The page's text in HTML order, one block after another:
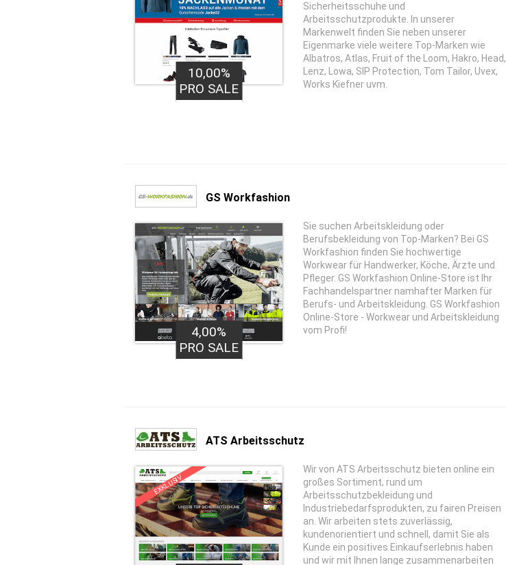
10,00%
PRO SALE
Sicherheitsschuhe und
Arbeitsschutzprodukte. In unserer
Markenwelt finden Sie neben unserer
Eigenmarke viele weitere Top-Marken wie
Albatros, Atlas, Fruit of the Loom, Hakro, Head,
Lenz, Lowa, SIP Protection, Tom Tailor, Uvex,
Works Kiefner uvm.
GS Workfashion
4,00%
PRO SALE
Sie suchen Arbeitskleidung oder
Berufsbekleidung von Top-Marken? Bei GS
Workfashion finden Sie hochwertige
Workwear für Handwerker, Köche, Ärzte und
Pfleger. GS Workfashion Online-Store ist Ihr
Fachhandelspartner namhafter Marken für
Berufs- und Arbeitskleidung. GS Workfashion
Online-Store - Workwear und Arbeitskleidung
vom Profi!
ATS Arbeitsschutz
EXKLUSIV
Wir von ATS Arbeitsschutz bieten online ein
großes Sortiment, rund um
Arbeitsschutzbekleidung und
Industriebedarfsprodukten, zu fairen Preisen
an. Wir arbeiten stets zuverlässig,
kundenorientiert und schnell, damit Sie als
Kunde ein positives Einkaufserlebnis haben
und wir mit Ihnen lange zusammenarbeiten